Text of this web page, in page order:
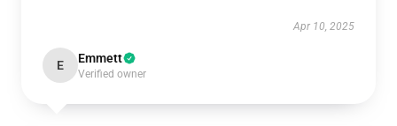
Apr 10, 2025
E Emmett
Verified owner